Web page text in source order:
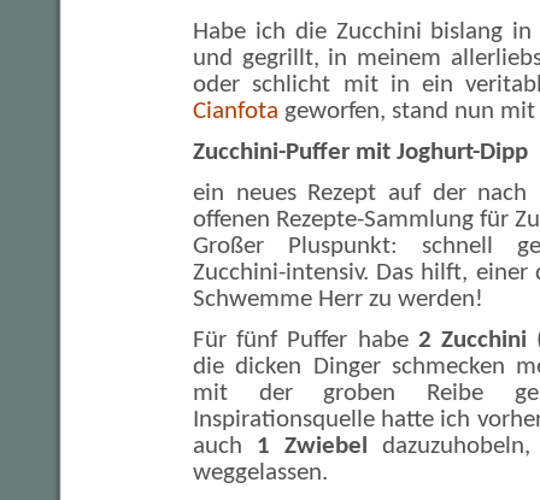
Habe ich die Zucchini bislang in
und gegrillt, in meinem
oder schlicht mit in ein
Cianfota geworfen, stand nun mit
Zucchini-Puffer mit Joghurt-Dipp
ein neues Rezept auf der nach
offenen Rezepte-Sammlung für
Großer Pluspunkt: schnell
Zucchini-intensiv. Das hilft, einer
Schwemme Herr zu werden!
Für fünf Puffer habe 2 Zucchini
die dicken Dinger schmecken
mit der groben Reibe
Inspirationsquelle hatte ich
auch 1 Zwiebel
weggelassen.